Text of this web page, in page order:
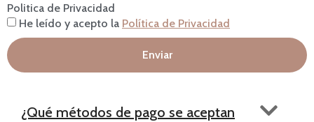
Politica de Privacidad
He leído y acepto la Política de Privacidad
Enviar
¿Qué métodos de pago se aceptan